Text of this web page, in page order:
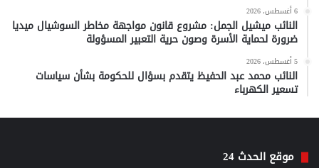
6 أغسطس، 2026
النائب ميشيل الجمل: مشروع قانون مواجهة مخاطر السوشيال ميديا
ضرورة لحماية الأسرة وصون حرية التعبير المسؤولة
5 أغسطس، 2026
النائب محمد عبد الحفيظ يتقدم بسؤال للحكومة بشأن سياسات
تسعير الكهرباء
موقع الحدث 24